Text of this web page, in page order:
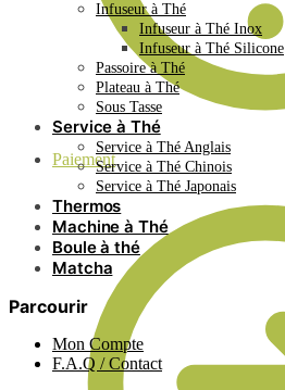
Paiement
Infuseur à Thé
Infuseur à Thé Inox
Infuseur à Thé Silicone
Passoire à Thé
Plateau à Thé
Sous Tasse
Service à Thé
Service à Thé Anglais
Service à Thé Chinois
Service à Thé Japonais
Thermos
Machine à Thé
Boule à thé
Matcha
Parcourir
Mon Compte
F.A.Q / Contact